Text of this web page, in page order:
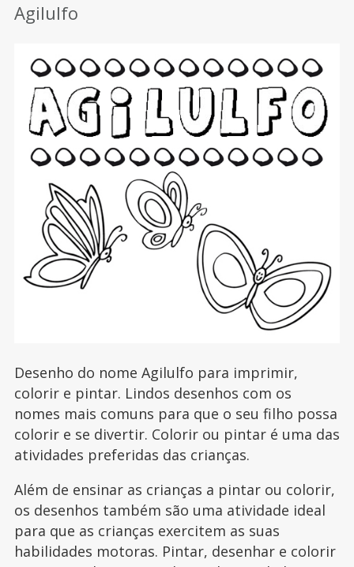
Agilulfo
Desenho do nome Agilulfo para imprimir,
colorir e pintar. Lindos desenhos com os
nomes mais comuns para que o seu filho possa
colorir e se divertir. Colorir ou pintar é uma das
atividades preferidas das crianças.
Além de ensinar as crianças a pintar ou colorir,
os desenhos também são uma atividade ideal
para que as crianças exercitem as suas
habilidades motoras. Pintar, desenhar e colorir